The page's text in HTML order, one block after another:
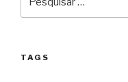
por:
TAGS